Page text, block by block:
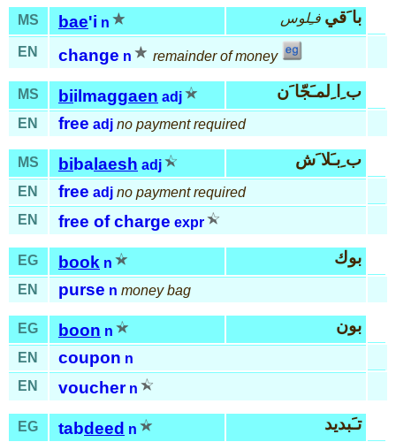
MS bae'i n با َقي فـِلوس
EN change n remainder of money
MS biilmaggaen adj ب ِا ِلمـَجّا َن
EN free adj no payment required
MS biba laesh adj ب ِبـَلا َش
EN free adj no payment required
EN
free of charge expr
EG book n بوك
EN purse n money bag
EG boon n بون
EN coupon n
EN
voucher n
EG tabdeed n تـَبديد